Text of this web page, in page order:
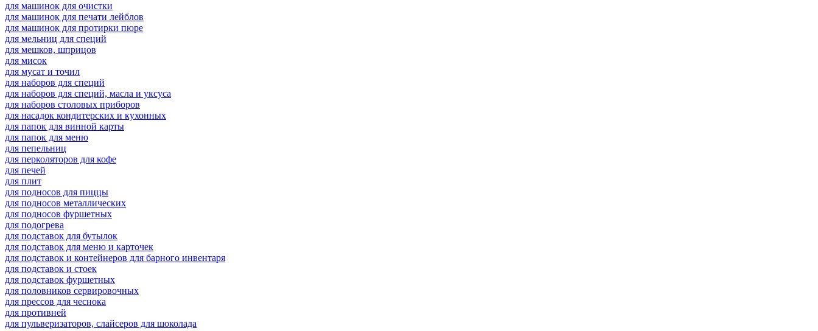
для машинок для очистки
для машинок для печати лейблов
для машинок для протирки пюре
для мельниц для специй
для мешков, шприцов
для мисок
для мусат и точил
для наборов для специй
для наборов для специй, масла и уксуса
для наборов столовых приборов
для насадок кондитерских и кухонных
для папок для винной карты
для папок для меню
для пепельниц
для перколяторов для кофе
для печей
для плит
для подносов для пиццы
для подносов металлических
для подносов фуршетных
для подогрева
для подставок для бутылок
для подставок для меню и карточек
для подставок и контейнеров для барного инвентаря
для подставок и стоек
для подставок фуршетных
для половников сервировочных
для прессов для чеснока
для противней
для пульверизаторов, слайсеров для шоколада